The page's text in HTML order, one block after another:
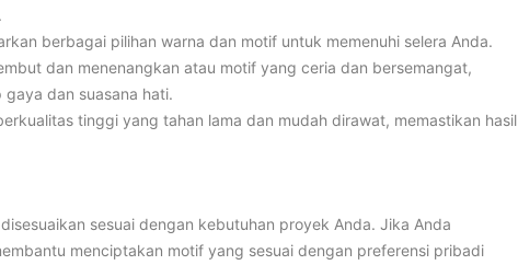
berbagai pilihan warna dan motif untuk memenuhi selera Anda.
dan menenangkan atau motif yang ceria dan bersemangat,
dan suasana hati.
tinggi yang tahan lama dan mudah dirawat, memastikan hasil
sesuai dengan kebutuhan proyek Anda. Jika Anda
menciptakan motif yang sesuai dengan preferensi pribadi